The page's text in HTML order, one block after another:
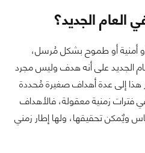
الجديد؟
أمنية أو طموح بشكل مُرسل،
الجديد على أنه هدف وليس مجرد
هذا إلى عدة أهداف صغيرة مُحددة
زمنية معقولة، فالأهداف
ويٌمكن تحقيقها، ولها إطار زمني